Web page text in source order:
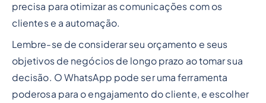
precisa para otimizar as comunicações com os
clientes e a automação.
Lembre-se de considerar seu orçamento e seus
objetivos de negócios de longo prazo ao tomar sua
decisão. O WhatsApp pode ser uma ferramenta
poderosa para o engajamento do cliente, e escolher